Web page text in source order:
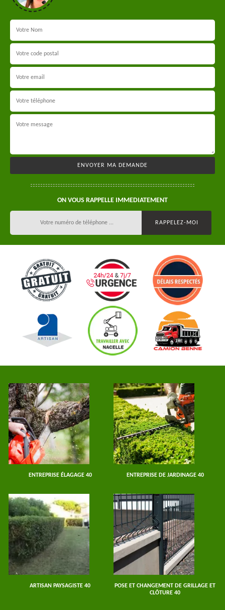
ON VOUS RAPPELLE IMMEDIATEMENT
ENTREPRISE ÉLAGAGE 40 ENTREPRISE DE JARDINAGE 40
ARTISAN PAYSAGISTE 40
POSE ET CHANGEMENT DE GRILLAGE ET
CLÔTURE 40